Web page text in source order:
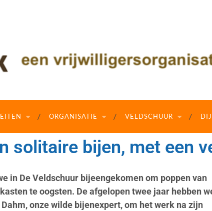
ORGANISATIE VELDSCHUUR
solitaire bijen, met een
in De Veldschuur bijeengekomen om poppen van
te oogsten. De afgelopen twee jaar hebben
onze wilde bijenexpert, om het werk na zijn